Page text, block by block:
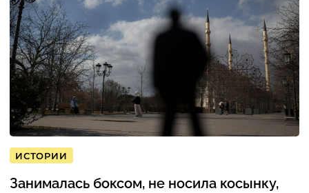
ИСТОРИИ
Занималась боксом, не носила косынку,